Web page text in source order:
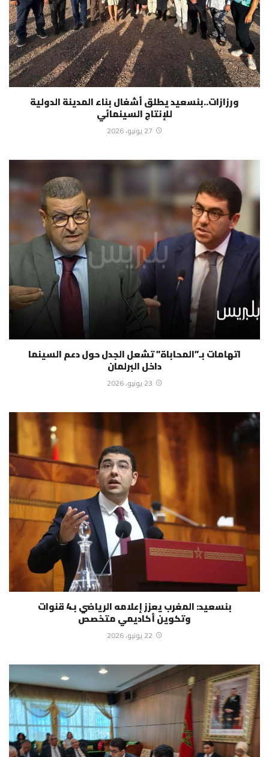
ورزازات..بنسعيد يطلق أشغال بناء المدينة الدولية
للإنتاج السينمائي
27 يونيو، 2026
اتهامات بـ”المحاباة” تشعل الجدل حول دعم السينما
داخل البرلمان
23 يونيو، 2026
بنسعيد: المغرب يعزز إعلامه الرياضي بـ4 قنوات
وتكوين أكاديمي متخصص
22 يونيو، 2026